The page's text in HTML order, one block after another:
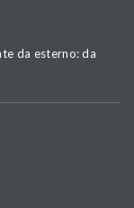
da esterno: da